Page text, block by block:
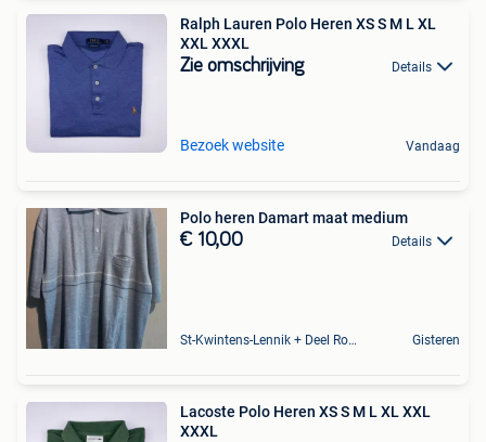
Ralph Lauren Polo Heren XS S M L XL
XXL XXXL
Zie omschrijving Details
Bezoek website Vandaag
Polo heren Damart maat medium
€ 10,00 Details
St-Kwintens-Lennik + Deel Roosdaal Gisteren
Lacoste Polo Heren XS S M L XL XXL
XXXL